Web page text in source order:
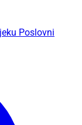
Poslovni